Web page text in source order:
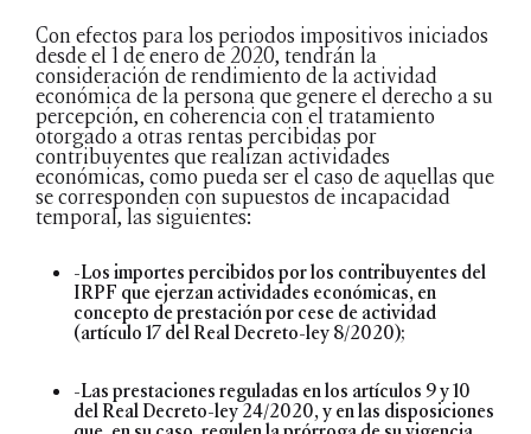
Con efectos para los periodos impositivos iniciados
desde el 1 de enero de 2020, tendrán la
consideración de rendimiento de la actividad
económica de la persona que genere el derecho a su
percepción, en coherencia con el tratamiento
otorgado a otras rentas percibidas por
contribuyentes que realizan actividades
económicas, como pueda ser el caso de aquellas que
se corresponden con supuestos de incapacidad
temporal, las siguientes:
-Los importes percibidos por los contribuyentes del
IRPF que ejerzan actividades económicas, en
concepto de prestación por cese de actividad
(artículo 17 del Real Decreto-ley 8/2020);
-Las prestaciones reguladas en los artículos 9 y 10
del Real Decreto-ley 24/2020, y en las disposiciones